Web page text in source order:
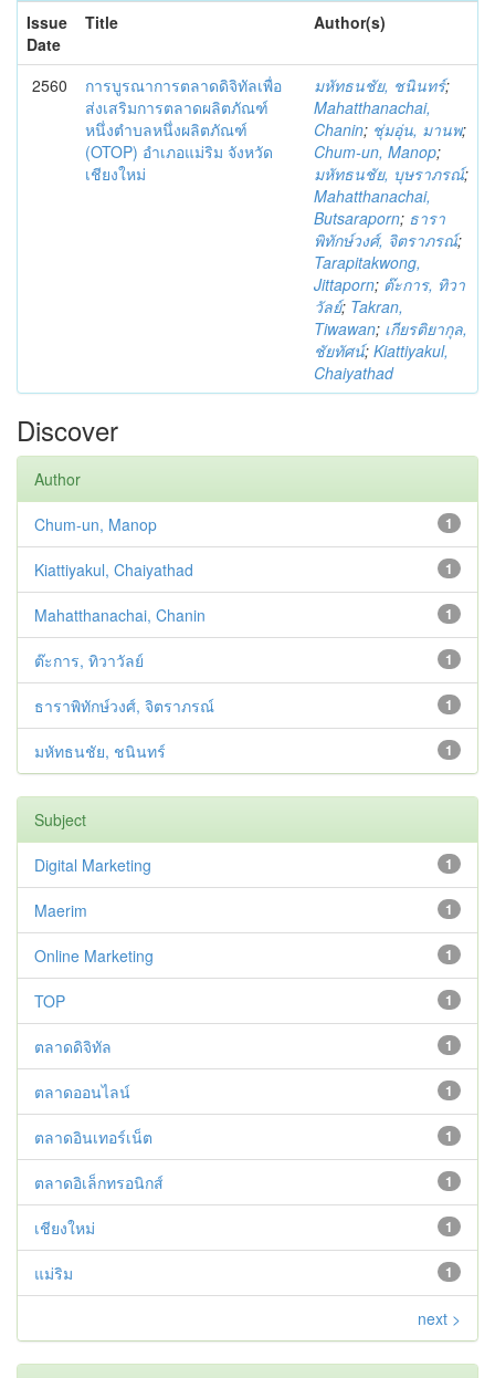
Issue
Date
Title Author(s)
2560
การบูรณาการตลาดดิจิทัลเพื่อ
ส่งเสริมการตลาดผลิตภัณฑ์
หนึ่งตำบลหนึ่งผลิตภัณฑ์
(OTOP) อำเภอแม่ริม จังหวัด
เชียงใหม่
มหัทธนชัย, ชนินทร์;
Mahatthanachai,
Chanin; ชุ่มอุ่น, มานพ;
Chum-un, Manop;
มหัทธนชัย, บุษราภรณ์;
Mahatthanachai,
Butsaraporn; ธารา
พิทักษ์วงศ์, จิตราภรณ์;
Tarapitakwong,
Jittaporn; ต๊ะการ, ทิวา
วัลย์; Takran,
Tiwawan; เกียรติยากุล,
ชัยทัศน์; Kiattiyakul,
Chaiyathad
Discover
Author
1
Chum-un, Manop
1
Kiattiyakul, Chaiyathad
1
Mahatthanachai, Chanin
1
ต๊ะการ, ทิวาวัลย์
1
ธาราพิทักษ์วงศ์, จิตราภรณ์
1
มหัทธนชัย, ชนินทร์
Subject
1
Digital Marketing
1
Maerim
1
Online Marketing
1
TOP
1
ตลาดดิจิทัล
1
ตลาดออนไลน์
1
ตลาดอินเทอร์เน็ต
1
ตลาดอิเล็กทรอนิกส์
1
เชียงใหม่
1
แม่ริม
next >